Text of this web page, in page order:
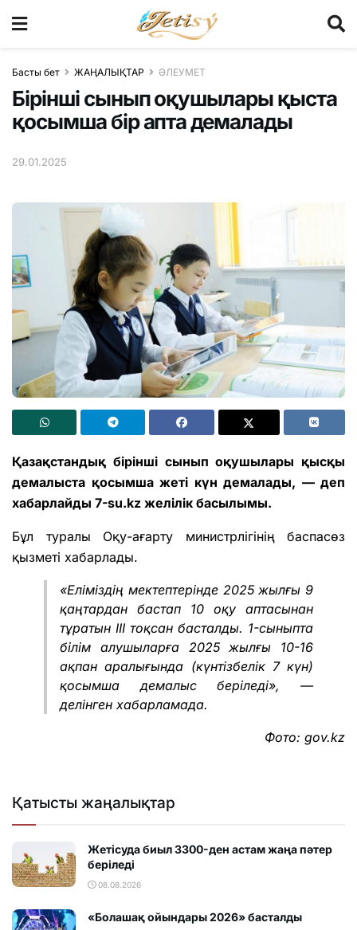
Басты бет ЖАҢАЛЫҚТАР ӘЛЕУМЕТ
Бірінші сынып оқушылары қыста
қосымша бір апта демалады
29.01.2025
Қазақстандық бірінші сынып оқушылары қысқы
демалыста қосымша жеті күн демалады, — деп
хабарлайды 7-su.kz желілік басылымы.
Бұл туралы Оқу-ағарту министрлігінің баспасөз
қызметі хабарлады.
«Еліміздің мектептерінде 2025 жылғы 9
қаңтардан бастап 10 оқу аптасынан
тұратын III тоқсан басталды. 1-сыныпта
білім алушыларға 2025 жылғы 10-16
ақпан аралығында (күнтізбелік 7 күн)
қосымша демалыс беріледі», —
делінген хабарламада.
Фото: gov.kz
Қатысты жаңалықтар
Жетісуда биыл 3300-ден астам жаңа пәтер
беріледі
08.08.2026
«Болашақ ойындары 2026» басталды